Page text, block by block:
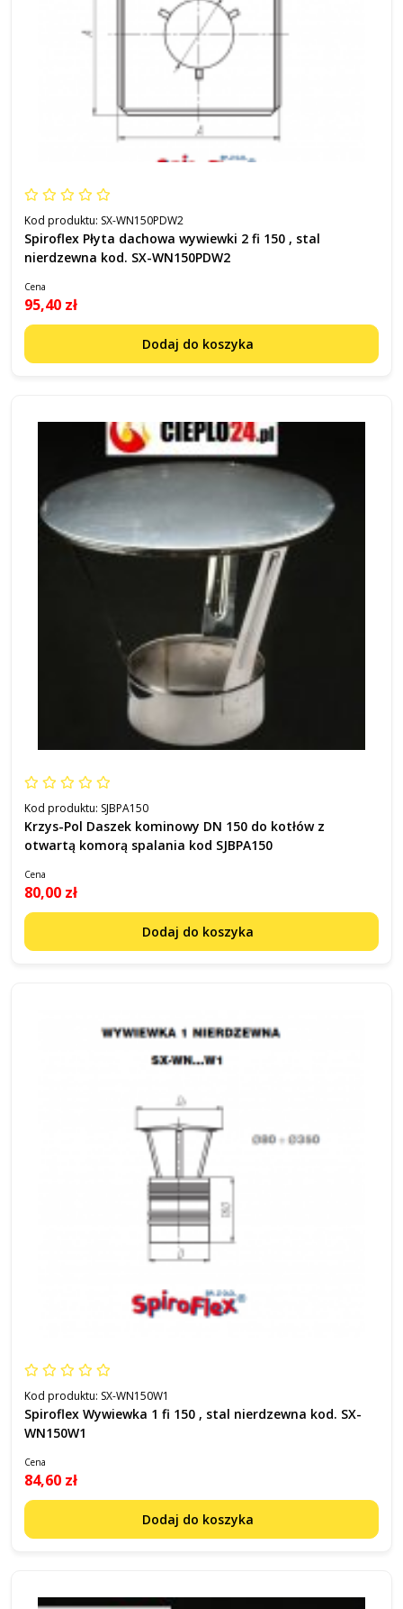
Kod produktu: SX-WN150PDW2
Spiroflex Płyta dachowa wywiewki 2 fi 150 , stal
nierdzewna kod. SX-WN150PDW2
Cena
95,40 zł
Dodaj do koszyka
Kod produktu: SJBPA150
Krzys-Pol Daszek kominowy DN 150 do kotłów z
otwartą komorą spalania kod SJBPA150
Cena
80,00 zł
Dodaj do koszyka
Kod produktu: SX-WN150W1
Spiroflex Wywiewka 1 fi 150 , stal nierdzewna kod. SX-
WN150W1
Cena
84,60 zł
Dodaj do koszyka